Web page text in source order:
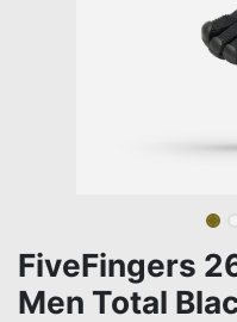
FiveFingers
Men Total